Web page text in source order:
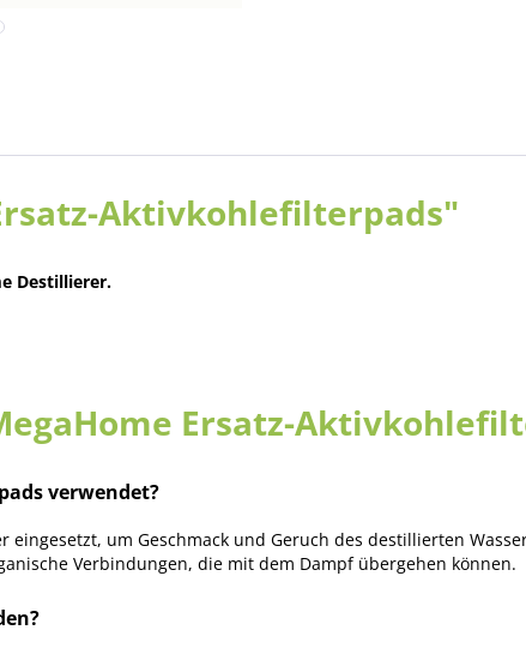
Aktivkohlefilterpads"
Destillierer.
Ersatz-
verwendet?
um Geschmack und Geruch des destillierten
Verbindungen, die mit dem Dampf übergehen können.